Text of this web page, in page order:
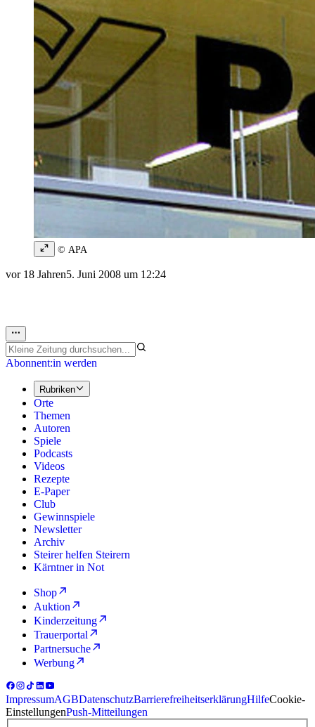
© APA
vor 18 Jahren5. Juni 2008 um 12:24
Abonnent:in werden
Rubriken
Orte
Themen
Autoren
Spiele
Podcasts
Videos
Rezepte
E-Paper
Club
Gewinnspiele
Newsletter
Archiv
Steirer helfen Steirern
Kärntner in Not
Shop
Auktion
Kinderzeitung
Trauerportal
Partnersuche
Werbung
ImpressumAGBDatenschutzBarrierefreiheitserklärungHilfeCookie-
EinstellungenPush-Mitteilungen